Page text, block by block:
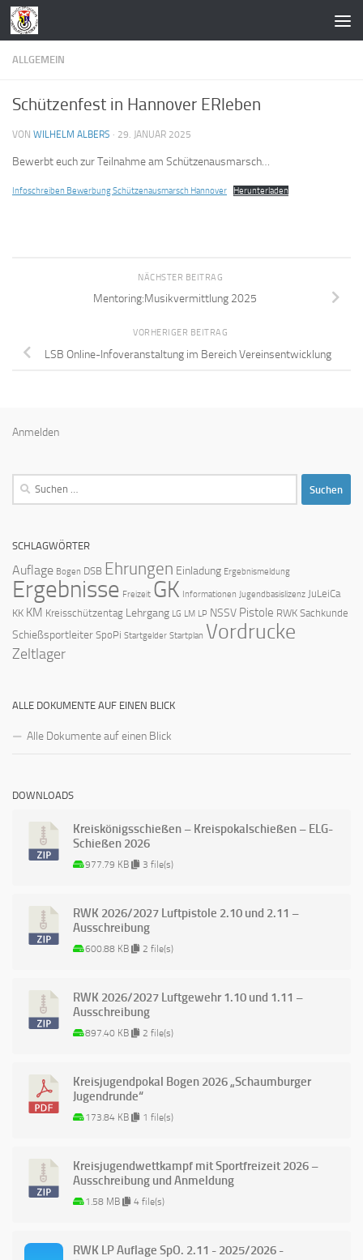
Zum Inhalt springen
ALLGEMEIN
Schützenfest in Hannover ERleben
VON WILHELM ALBERS · 29. JANUAR 2025
Bewerbt euch zur Teilnahme am Schützenausmarsch…
Infoschreiben Bewerbung Schützenausmarsch Hannover Herunterladen
NÄCHSTER BEITRAG
Mentoring:Musikvermittlung 2025
VORHERIGER BEITRAG
LSB Online-Infoveranstaltung im Bereich Vereinsentwicklung
Anmelden
Suchen
nach:
SCHLAGWÖRTER
Auflage Bogen DSB Ehrungen Einladung Ergebnismeldung
Ergebnisse Freizeit GK Informationen Jugendbasislizenz JuLeiCa
KK KM Kreisschützentag Lehrgang LG LM LP NSSV Pistole RWK Sachkunde
Schießsportleiter SpoPi Startgelder Startplan Vordrucke
Zeltlager
ALLE DOKUMENTE AUF EINEN BLICK
Alle Dokumente auf einen Blick
DOWNLOADS
Kreiskönigsschießen – Kreispokalschießen – ELG-
Schießen 2026
977.79 KB 3 file(s)
RWK 2026/2027 Luftpistole 2.10 und 2.11 –
Ausschreibung
600.88 KB 2 file(s)
RWK 2026/2027 Luftgewehr 1.10 und 1.11 –
Ausschreibung
897.40 KB 2 file(s)
Kreisjugendpokal Bogen 2026 „Schaumburger
Jugendrunde“
173.84 KB 1 file(s)
Kreisjugendwettkampf mit Sportfreizeit 2026 –
Ausschreibung und Anmeldung
1.58 MB 4 file(s)
RWK LP Auflage SpO. 2.11 - 2025/2026 -